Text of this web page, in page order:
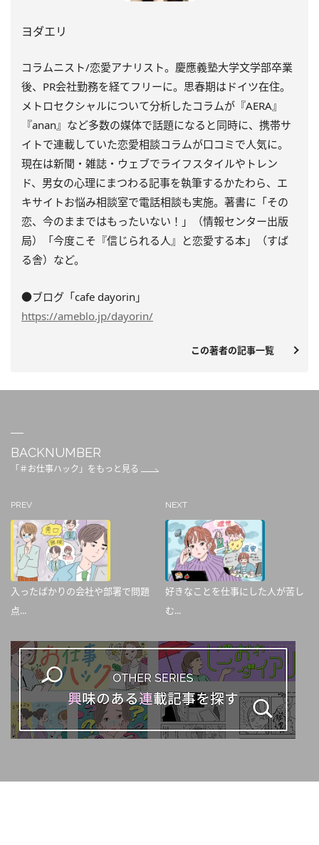
ヨダエリ
コラムニスト/恋愛アナリスト。慶應義塾大学文学部卒業
後、PR会社勤務を経てフリーに。思春期はドイツ在住。
メトロセクシャルについて分析したコラムが『AERA』
『anan』など多数の媒体で話題になると同時に、携帯サ
イトで連載していた恋愛相談コラムが口コミで人気に。
現在は新聞・雑誌・ウェブでライフスタイルやトレン
ド、男女の心理にまつわる記事を執筆するかたわら、エ
キサイトお悩み相談室で電話相談も実施。著書に「その
恋、今のままではもったいない！」（情報センター出版
局）「今度こそ『信じられる人』と恋愛する本」（すば
る舎）など。
●ブログ「cafe dayorin」
https://ameblo.jp/dayorin/
この著者の記事一覧
BACKNUMBER
「＃お仕事ハック」をもっと見る
PREV
入ったばかりの会社や部署で問題
点...
NEXT
好きなことを仕事にした人が苦し
む...